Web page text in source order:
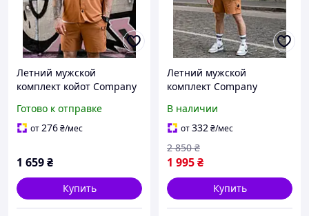
Летний мужской
комплект койот Company
спортивный комплект
рубашка и шорты
Готово к отправке
от276₴/мес
1 659₴
Купить
Летний мужской
комплект Company
олива
В наличии
от332₴/мес
1 995₴
2 850 ₴
Купить